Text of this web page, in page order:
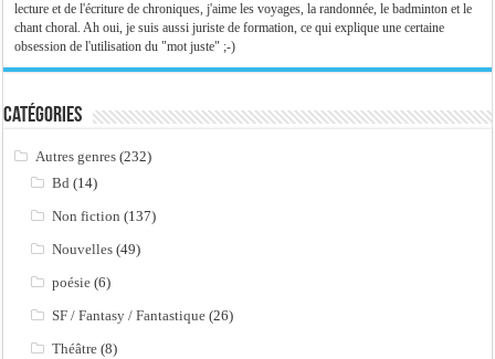
lecture et de l'écriture de chroniques, j'aime les voyages, la randonnée, le badminton et le
chant choral. Ah oui, je suis aussi juriste de formation, ce qui explique une certaine
obsession de l'utilisation du "mot juste" ;-)
Catégories
Autres genres (232)
Bd (14)
Non fiction (137)
Nouvelles (49)
poésie (6)
SF / Fantasy / Fantastique (26)
Théâtre (8)